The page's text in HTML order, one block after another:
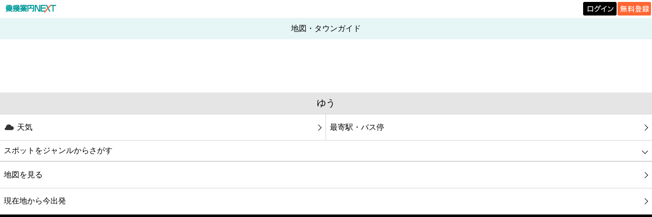
地図・タウンガイド
ゆう
天気 最寄駅・バス停
スポットをジャンルからさがす
グルメ
映画
地図を見る
現在地から今出発